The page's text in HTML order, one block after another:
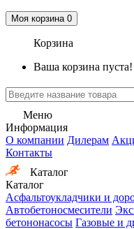
Моя корзина 0
Корзина
Ваша корзина пуста!
Меню
Информация
О компании Дилерам
Контакты
Каталог
Каталог
Асфальтоукладчики и
Автобетоносмесители
бетононасосы Газовые и